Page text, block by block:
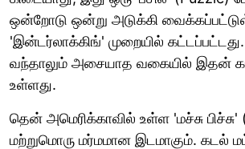
ஒன்றோடு ஒன்று அடுக்கி
'இன்டர்லாக்கிங்' முறையில்
வந்தாலும் அசையாத வகையில் இதன்
உள்ளது.
தென் அமெரிக்காவில் உள்ள 'மச்சு
மற்றுமொரு மர்மமான இடமாகும். கடல்